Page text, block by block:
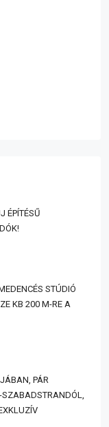
ÉPÍTÉSŰ
STÚDIÓ
KB 200 M-RE A
PÁR
SZABADSTRANDÓL,